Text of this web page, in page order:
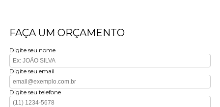
FAÇA UM ORÇAMENTO
Digite seu nome
Digite seu email
Digite seu telefone